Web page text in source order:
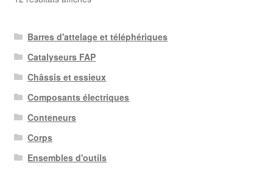
récent
au
plus
ancien
Barres d'attelage et téléphériques
Catalyseurs FAP
Châssis et essieux
Composants électriques
Conteneurs
Corps
Ensembles d'outils